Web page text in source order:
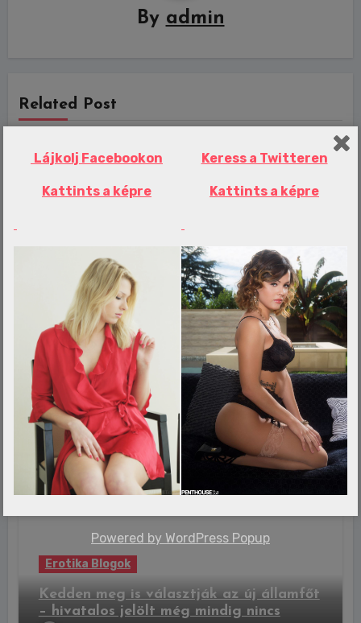
By admin
Related Post
admin aug 7, 2026
Erotika Blogok
Csípős étel és forró ital a kánikulában?
A meleg égöv lakói így élik túl a
hőséget
admin aug 7, 2026
Erotika Blogok
Kedden meg is választják az új államfőt
– hivatalos jelölt még mindig nincs
Lájkolj Facebookon
Kattints a képre
Keress a Twitteren
Kattints a képre
Powered by WordPress Popup